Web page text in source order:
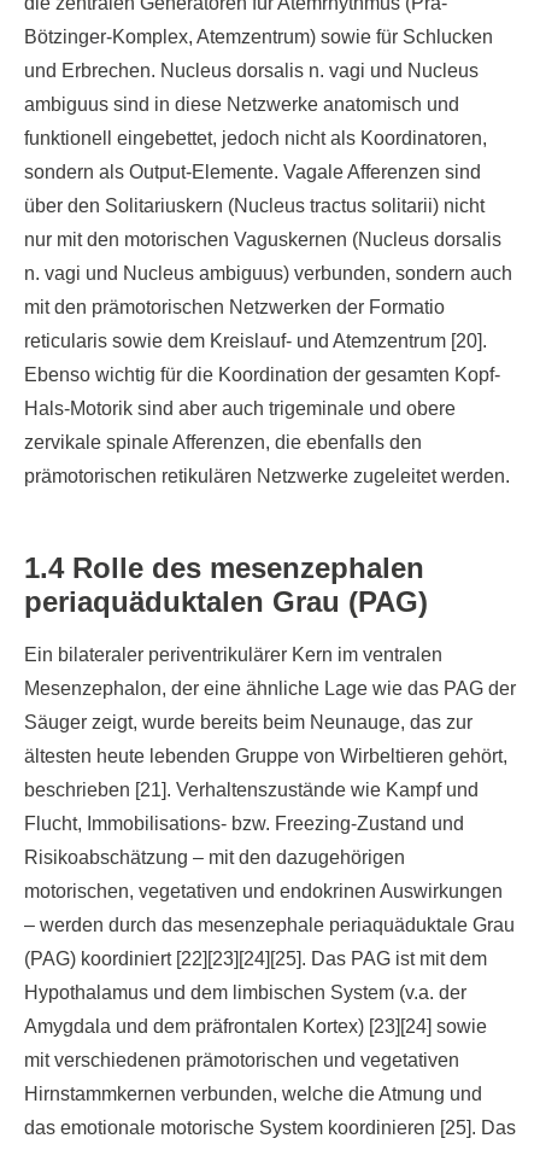
Bötzinger-Komplex, Atemzentrum) sowie für Schlucken
und Erbrechen. Nucleus dorsalis n. vagi und Nucleus
ambiguus sind in diese Netzwerke anatomisch und
funktionell eingebettet, jedoch nicht als Koordinatoren,
sondern als Output-Elemente. Vagale Afferenzen sind
über den Solitariuskern (Nucleus tractus solitarii) nicht
nur mit den motorischen Vaguskernen (Nucleus dorsalis
n. vagi und Nucleus ambiguus) verbunden, sondern auch
mit den prämotorischen Netzwerken der Formatio
reticularis sowie dem Kreislauf- und Atemzentrum [20].
Ebenso wichtig für die Koordination der gesamten Kopf-
Hals-Motorik sind aber auch trigeminale und obere
zervikale spinale Afferenzen, die ebenfalls den
prämotorischen retikulären Netzwerke zugeleitet werden.
1.4 Rolle des mesenzephalen
periaquäduktalen Grau (PAG)
Ein bilateraler periventrikulärer Kern im ventralen
Mesenzephalon, der eine ähnliche Lage wie das PAG der
Säuger zeigt, wurde bereits beim Neunauge, das zur
ältesten heute lebenden Gruppe von Wirbeltieren gehört,
beschrieben [21]. Verhaltenszustände wie Kampf und
Flucht, Immobilisations- bzw. Freezing-Zustand und
Risikoabschätzung – mit den dazugehörigen
motorischen, vegetativen und endokrinen Auswirkungen
– werden durch das mesenzephale periaquäduktale Grau
(PAG) koordiniert [22][23][24][25]. Das PAG ist mit dem
Hypothalamus und dem limbischen System (v.a. der
Amygdala und dem präfrontalen Kortex) [23][24] sowie
mit verschiedenen prämotorischen und vegetativen
Hirnstammkernen verbunden, welche die Atmung und
das emotionale motorische System koordinieren [25]. Das